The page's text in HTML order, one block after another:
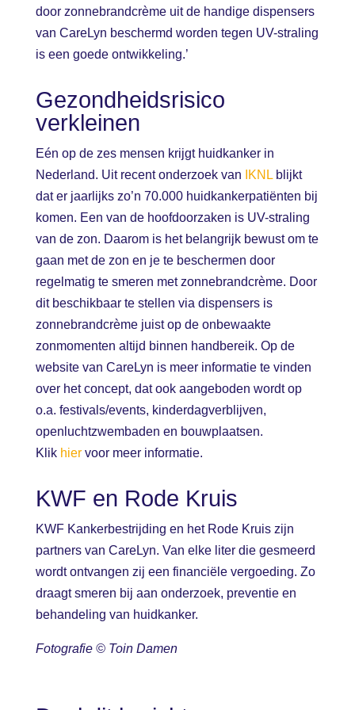
door zonnebrandcrème uit de handige dispensers
van CareLyn beschermd worden tegen UV-straling
is een goede ontwikkeling.’
Gezondheidsrisico
verkleinen
Eén op de zes mensen krijgt huidkanker in
Nederland. Uit recent onderzoek van
IKNL blijkt
dat er jaarlijks zo’n 70.000 huidkankerpatiënten bij
komen. Een van de hoofdoorzaken is UV-straling
van de zon. Daarom is het belangrijk bewust om te
gaan met de zon en je te beschermen door
regelmatig te smeren met zonnebrandcrème. Door
dit beschikbaar te stellen via dispensers is
zonnebrandcrème juist op de onbewaakte
zonmomenten altijd binnen handbereik. Op de
website van CareLyn is meer informatie te vinden
over het concept, dat ook aangeboden wordt op
o.a. festivals/events, kinderdagverblijven,
openluchtzwembaden en bouwplaatsen.
Klik hiervoor meer informatie.
KWF en Rode Kruis
KWF Kankerbestrijding en het Rode Kruis zijn
partners van CareLyn. Van elke liter die gesmeerd
wordt ontvangen zij een financiële vergoeding. Zo
draagt smeren bij aan onderzoek, preventie en
behandeling van huidkanker.
Fotografie © Toin Damen